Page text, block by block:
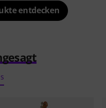
entdecken